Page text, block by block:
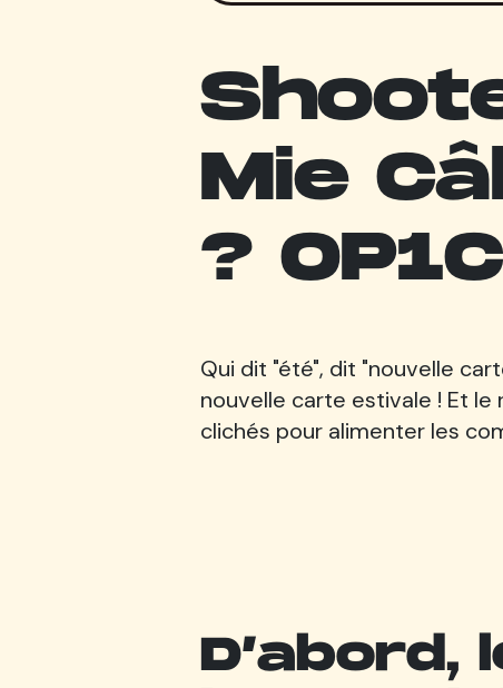
Mie
?
Qui dit "été", dit "nouvelle
nouvelle carte estivale ! Et le
clichés pour alimenter les
D’abord,